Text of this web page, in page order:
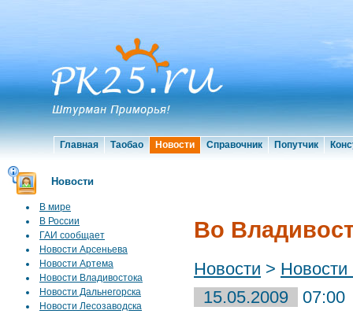
Главная Таобао Новости Справочник Попутчик
Новости
В мире
В России
ГАИ сообщает
Новости Арсеньева
Новости Артема
Новости Владивостока
Новости Дальнегорска
Новости Лесозаводска
Во
Новости > Новости
15.05.2009
07:00